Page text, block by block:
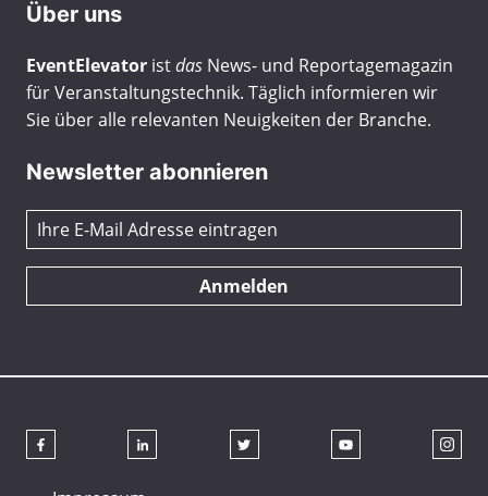
Über uns
EventElevator istdas News- und Reportagemagazin
für Veranstaltungstechnik. Täglich informieren wir
Sie über alle relevanten Neuigkeiten der Branche.
Newsletter abonnieren
Anmelden